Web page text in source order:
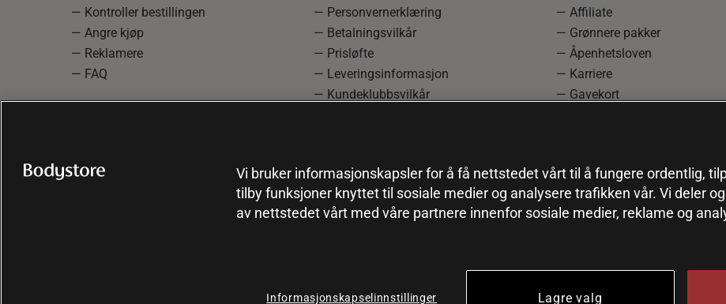
— Kontroller bestillingen
— Angre kjøp
— Reklamere
— FAQ
— Personvernerklæring
— Betalningsvilkår
— Prisløfte
— Leveringsinformasjon
— Kundeklubbsvilkår
— Affiliate
— Grønnere pakker
— Åpenhetsloven
— Karriere
— Gavekort
Vi bruker informasjonskapsler for å få nettstedet vårt til å fungere ordentlig,
tilby funksjoner knyttet til sosiale medier og analysere trafikken vår. Vi deler
av nettstedet vårt med våre partnere innenfor sosiale medier, reklame og
Informasjonskapselinnstillinger Lagre valg